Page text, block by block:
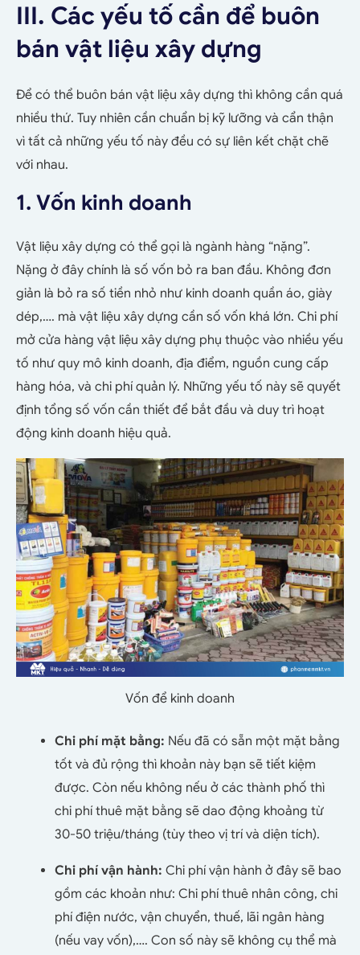
III. Các yếu tố cần để buôn
bán vật liệu xây dựng
Để có thể buôn bán vật liệu xây dựng thì không cần quá
nhiều thứ. Tuy nhiên cần chuẩn bị kỹ lưỡng và cẩn thận
vì tất cả những yếu tố này đều có sự liên kết chặt chẽ
với nhau.
1. Vốn kinh doanh
Vật liệu xây dựng có thể gọi là ngành hàng “nặng”.
Nặng ở đây chính là số vốn bỏ ra ban đầu. Không đơn
giản là bỏ ra số tiền nhỏ như kinh doanh quần áo, giày
dép,…. mà vật liệu xây dựng cần số vốn khá lớn. Chi phí
mở cửa hàng vật liệu xây dựng phụ thuộc vào nhiều yếu
tố như quy mô kinh doanh, địa điểm, nguồn cung cấp
hàng hóa, và chi phí quản lý. Những yếu tố này sẽ quyết
định tổng số vốn cần thiết để bắt đầu và duy trì hoạt
động kinh doanh hiệu quả.
Vốn để kinh doanh
Chi phí mặt bằng: Nếu đã có sẵn một mặt bằng
tốt và đủ rộng thì khoản này bạn sẽ tiết kiệm
được. Còn nếu không nếu ở các thành phố thì
chi phí thuê mặt bằng sẽ dao động khoảng từ
30-50 triệu/tháng (tùy theo vị trí và diện tích).
Chi phí vận hành: Chi phí vận hành ở đây sẽ bao
gồm các khoản như: Chi phí thuê nhân công, chi
phí điện nước, vận chuyển, thuế, lãi ngân hàng
(nếu vay vốn),…. Con số này sẽ không cụ thể mà